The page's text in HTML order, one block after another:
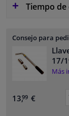
Tiempo de
Consejo para
17/
Más
13,99 €